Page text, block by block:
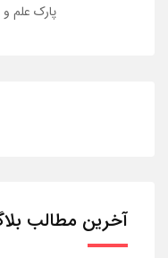
پارک علم و
آخرین مطالب